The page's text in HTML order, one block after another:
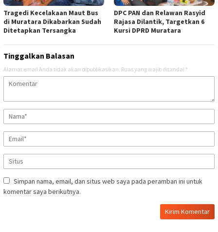
Tragedi Kecelakaan Maut Bus
di Muratara Dikabarkan Sudah
Ditetapkan Tersangka
DPC PAN dan Relawan Rasyid
Rajasa Dilantik, Targetkan 6
Kursi DPRD Muratara
Tinggalkan Balasan
Alamat email Anda tidak akan dipublikasikan. Ruas yang wajib ditandai *
Simpan nama, email, dan situs web saya pada peramban ini untuk
komentar saya berikutnya.